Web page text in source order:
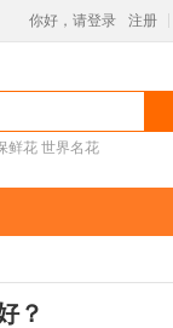
你好，请登录 注册
鲜花 世界名花
？